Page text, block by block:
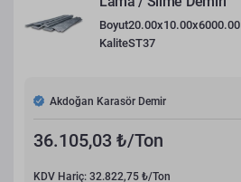
Boyut20.00x10.00x6000.00
KaliteST37
Akdoğan Karasör Demir
36.105,03 ₺/Ton
KDV Hariç: 32.822,75 ₺/Ton